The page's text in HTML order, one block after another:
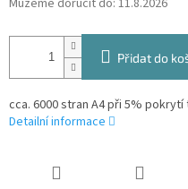
Můžeme doručit do: 11.8.2026
Přidat do
cca. 6000 stran A4 při 5% pokrytí
Detailní informace